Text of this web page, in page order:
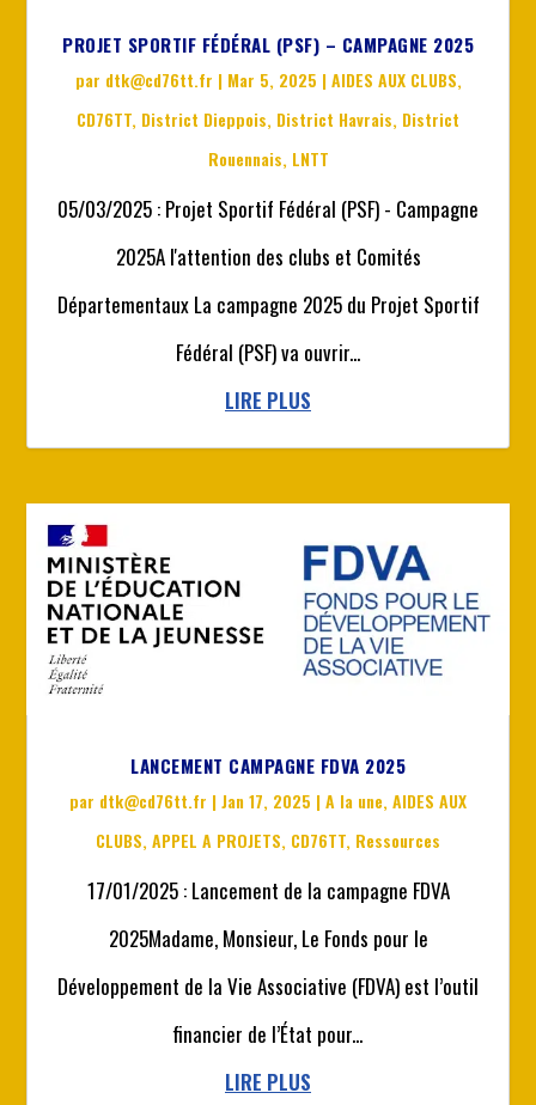
PROJET SPORTIF FÉDÉRAL (PSF) – CAMPAGNE 2025
par dtk@cd76tt.fr | Mar 5, 2025 |AIDES AUX CLUBS,
CD76TT, District Dieppois, District Havrais, District
Rouennais, LNTT
05/03/2025 : Projet Sportif Fédéral (PSF) - Campagne
2025A l'attention des clubs et Comités
Départementaux La campagne 2025 du Projet Sportif
Fédéral (PSF) va ouvrir...
LIRE PLUS
LANCEMENT CAMPAGNE FDVA 2025
par dtk@cd76tt.fr |Jan 17, 2025 |A la une,AIDES AUX
CLUBS,APPEL A PROJETS, CD76TT, Ressources
17/01/2025 : Lancement de la campagne FDVA
2025Madame, Monsieur, Le Fonds pour le
Développement de la Vie Associative (FDVA) est l’outil
financier de l’État pour...
LIRE PLUS